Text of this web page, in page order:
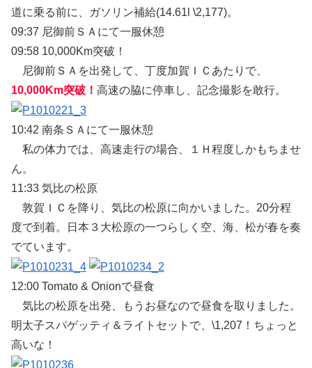
道に乗る前に、ガソリン補給(14.61l \2,177)。
09:37 尼御前ＳＡにて一服休憩
09:58 10,000Km突破！
尼御前ＳＡを出発して、丁度加賀ＩＣあたりで、
10,000Km突破！ 高速の脇に停車し、記念撮影を敢行。
10:42 南条ＳＡにて一服休憩
私の体力では、高速走行の場合、１Ｈ程度しかもちませ
ん。
11:33 気比の松原
敦賀ＩＣを降り、気比の松原に向かいました。20分程
度で到着。日本３大松原の一つらしく空、海、松が春を奏
でています。
12:00 Tomato & Onionで昼食
気比の松原を出発、もうお昼なので昼食を取りました。
明太子スパゲッティ＆ライトセットで、\1,207！ちょっと
高いな！